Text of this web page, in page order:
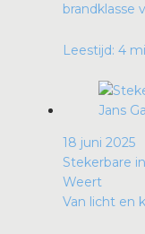
brandklasse
Leestijd: 4
18 juni 2025
Stekerbare
Weert
Van licht en